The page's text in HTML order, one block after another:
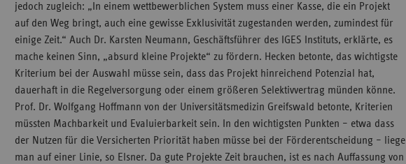
jedoch zugleich: „In einem wettbewerblichen System muss einer Kasse, die ein Projekt
auf den Weg bringt, auch eine gewisse Exklusivität zugestanden werden, zumindest für
einige Zeit.“ Auch Dr. Karsten Neumann, Geschäftsführer des IGES Instituts, erklärte, es
mache keinen Sinn, „absurd kleine Projekte“ zu fördern. Hecken betonte, das wichtigste
Kriterium bei der Auswahl müsse sein, dass das Projekt hinreichend Potenzial hat,
dauerhaft in die Regelversorgung oder einem größeren Selektivvertrag münden könne.
Prof. Dr. Wolfgang Hoffmann von der Universitätsmedizin Greifswald betonte, Kriterien
müssten Machbarkeit und Evaluierbarkeit sein. In den wichtigsten Punkten – etwa dass
der Nutzen für die Versicherten Priorität haben müsse bei der Förderentscheidung – liege
man auf einer Linie, so Elsner. Da gute Projekte Zeit brauchen, ist es nach Auffassung von